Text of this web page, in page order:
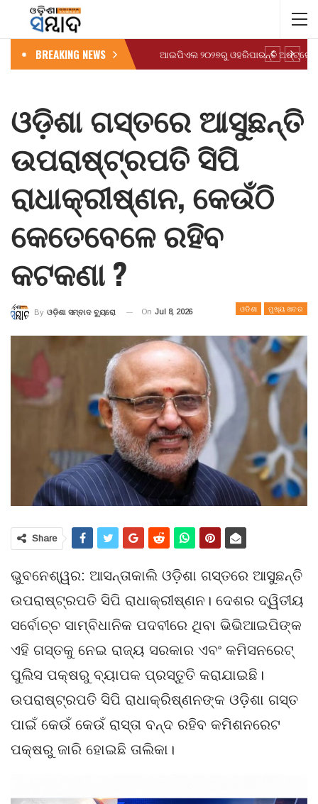
BREAKING NEWS
ଓଡ଼ିଶା ଗସ୍ତରେ ଆସୁଛନ୍ତି
ଉପରାଷ୍ଟ୍ରପତି ସିପି
ରାଧାକ୍ରୀଷ୍ଣନ, କେଉଁଠି
କେତେବେଳେ ରହିବ
କଟକଣା ?
ଓଡିଶା ମୁଖ୍ୟ ଖବର
By ଓଡ଼ିଶା ସମ୍ବାଦ ବ୍ୟୁରୋ On Jul 8, 2026
Share
ଭୁବନେଶ୍ୱର: ଆସନ୍ତାକାଲି ଓଡ଼ିଶା ଗସ୍ତରେ ଆସୁଛନ୍ତି
ଉପରାଷ୍ଟ୍ରପତି ସିପି ରାଧାକ୍ରୀଷ୍ଣନ। ଦେଶର ଦ୍ୱିତୀୟ
ସର୍ବୋଚ୍ଚ ସାମ୍ବିଧାନିକ ପଦବୀରେ ଥିବା ଭିଭିଆଇପିଙ୍କ
ଏହି ଗସ୍ତକୁ ନେଇ ରାଜ୍ୟ ସରକାର ଏବଂ କମିସନରେଟ୍
ପୁଲିସ ପକ୍ଷରୁ ବ୍ୟାପକ ପ୍ରସ୍ତୁତି କରାଯାଇଛି।
ଉପରାଷ୍ଟ୍ରପତି ସିପି ରାଧାକ୍ରିଷ୍ଣନଙ୍କ ଓଡ଼ିଶା ଗସ୍ତ
ପାଇଁ କେଉଁ କେଉଁ ରାସ୍ତା ବନ୍ଦ ରହିବ କମିଶନରେଟ
ପକ୍ଷରୁ ଜାରି ହୋଇଛି ତାଲିକା।